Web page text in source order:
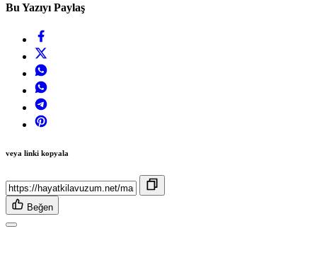
Bu Yazıyı Paylaş
veya linki kopyala
Beğen